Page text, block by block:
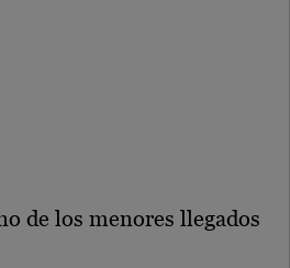
de los menores llegados